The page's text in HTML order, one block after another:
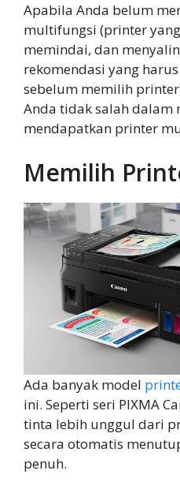
Apabila Anda belum
multifungsi (printer
memindai, dan
rekomendasi yang
sebelum memilih
Anda tidak salah dalam
mendapatkan printer
Memilih
Ada banyak model
ini. Seperti seri PIXMA
tinta lebih unggul dari
secara otomatis
penuh.